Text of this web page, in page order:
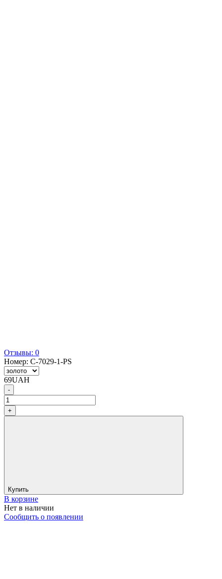
Отзывы: 0
Номер: C-7029-1-PS
69UAH
-
+
Купить
В корзине
Нет в наличии
Сообщить о появлении